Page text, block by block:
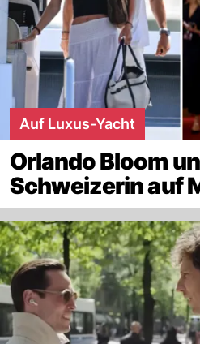
Auf Luxus-Yacht
Orlando Bloom
Schweizerin auf